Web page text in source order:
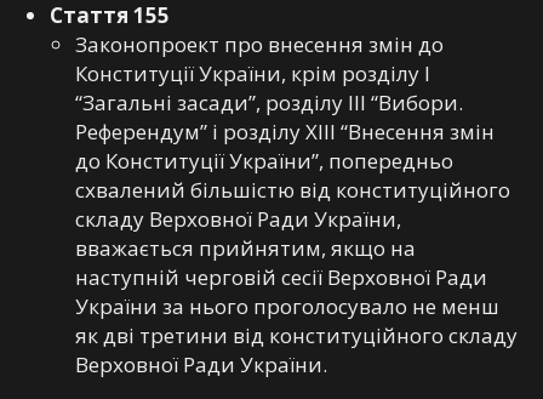
Стаття 155
Законопроект про внесення змін до
Конституції України, крім розділу I
“Загальні засади”, розділу III “Вибори.
Референдум” і розділу XIII “Внесення змін
до Конституції України”, попередньо
схвалений більшістю від конституційного
складу Верховної Ради України,
вважається прийнятим, якщо на
наступній черговій сесії Верховної Ради
України за нього проголосувало не менш
як дві третини від конституційного складу
Верховної Ради України.